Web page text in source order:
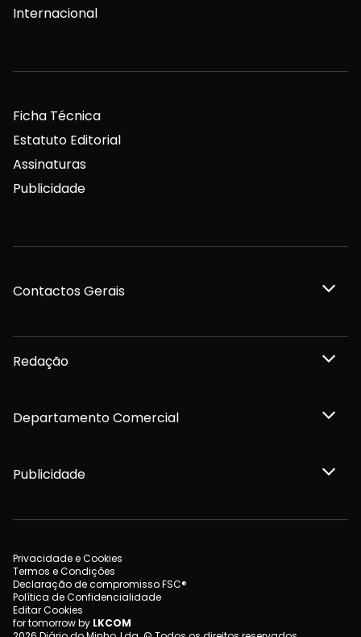
Internacional
Ficha Técnica
Estatuto Editorial
Assinaturas
Publicidade
Contactos Gerais
Redação
Departamento Comercial
Publicidade
Privacidade e Cookies
Termos e Condições
Declaração de compromisso FSC®
Política de Confidencialidade
Editar Cookies
for tomorrow by LKCOM